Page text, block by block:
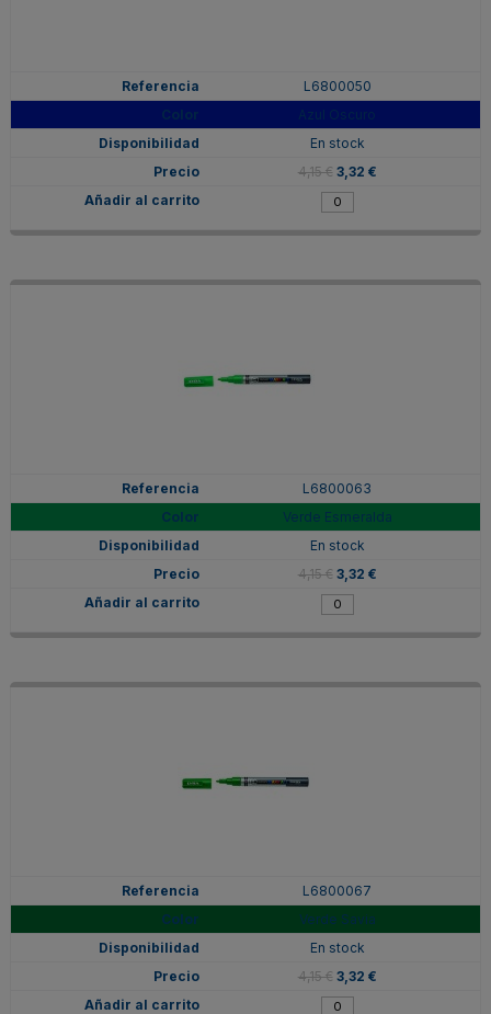
L6800050
Azul Oscuro
En stock
4,15 € 3,32 €
L6800063
Verde Esmeralda
En stock
4,15 € 3,32 €
L6800067
Verde Savia
En stock
4,15 € 3,32 €